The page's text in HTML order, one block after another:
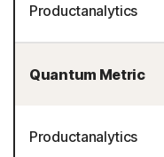
Productanalytics
Quantum Metric
Productanalytics